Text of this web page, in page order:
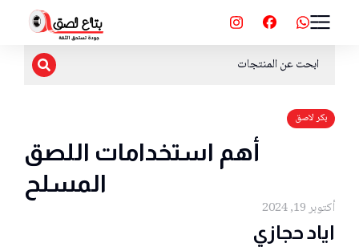
بكر لاصق
أهم استخدامات اللصق
المسلح
أكتوبر 19, 2024
اياد حجازي